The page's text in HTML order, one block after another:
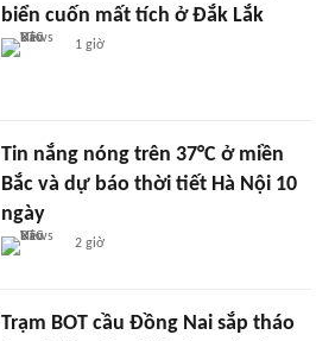
biển cuốn mất tích ở Đắk Lắk
1 giờ
Tin nắng nóng trên 37°C ở miền
Bắc và dự báo thời tiết Hà Nội 10
ngày
2 giờ
Trạm BOT cầu Đồng Nai sắp tháo